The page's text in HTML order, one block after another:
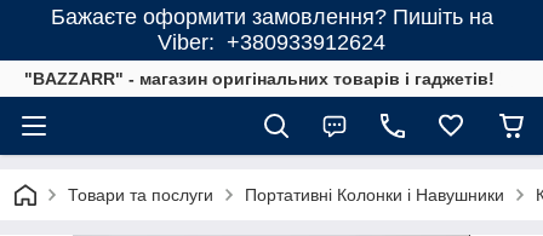
Бажаєте оформити замовлення? Пишіть на
Viber: +380933912624
"BAZZARR" - магазин оригінальних товарів і гаджетів!
Товари та послуги Портативні Колонки і Навушники